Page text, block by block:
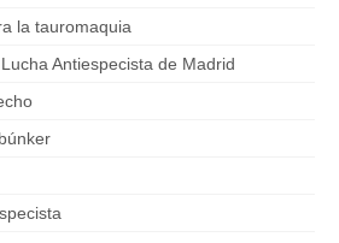
la tauromaquia
Antiespecista de Madrid